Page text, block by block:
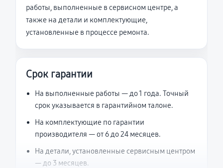
работы, выполненные в сервисном центре, а
также на детали и комплектующие,
установленные в процессе ремонта.
Срок гарантии
На выполненные работы — до 1 года. Точный
срок указывается в гарантийном талоне.
На комплектующие по гарантии
производителя — от 6 до 24 месяцев.
На детали, установленные сервисным центром
— до 3 месяцев.